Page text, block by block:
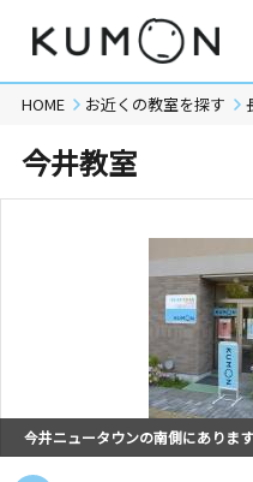
HOME お近くの教室を探す
今井教室
今井ニュータウンの南側にあります